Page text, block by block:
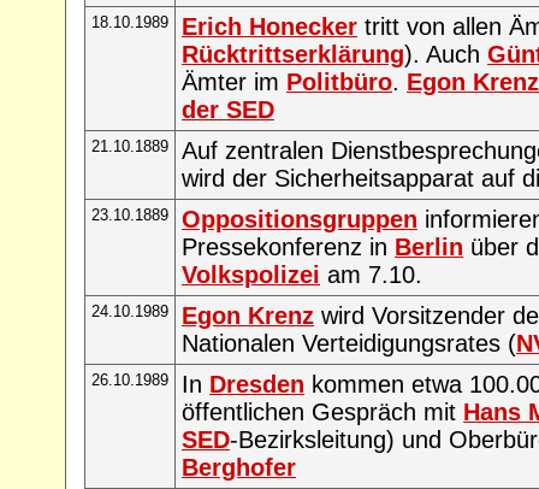
18.10.1989 Erich Honecker tritt von allen
Rücktrittserklärung). Auch
Ämter im Politbüro. Egon Krenz
der SED
21.10.1889
Auf zentralen
wird der Sicherheitsapparat auf
23.10.1889 Oppositionsgruppen
Pressekonferenz in Berlin über
Volkspolizei am 7.10.
24.10.1989 Egon Krenz wird Vorsitzender
Nationalen Verteidigungsrates (
26.10.1989 In Dresden kommen etwa
öffentlichen Gespräch mit Hans
SED-Bezirksleitung) und
Berghofer